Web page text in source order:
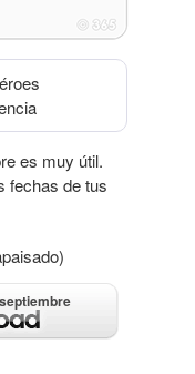
es muy útil.
fechas de tus